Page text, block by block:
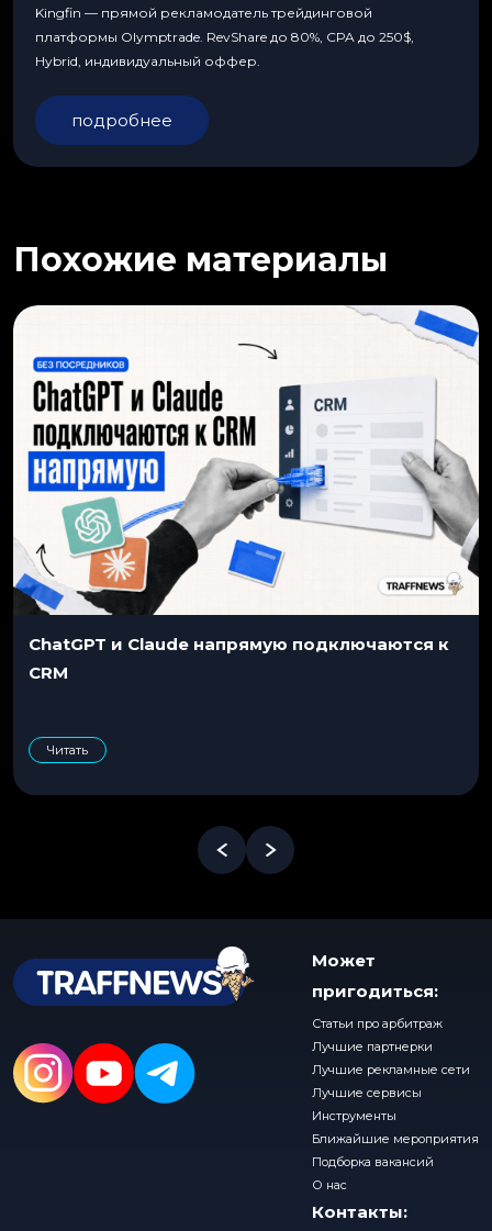
Kingfin — прямой рекламодатель трейдинговой
платформы Olymptrade. RevShare до 80%, CPA до 250$,
Hybrid, индивидуальный оффер.
подробнее
Похожие материалы
ChatGPT и Claude напрямую подключаются к
CRM
Читать
Может
пригодиться:
Статьи про арбитраж
Лучшие партнерки
Лучшие рекламные сети
Лучшие сервисы
Инструменты
Ближайшие мероприятия
Подборка вакансий
О нас
Контакты: